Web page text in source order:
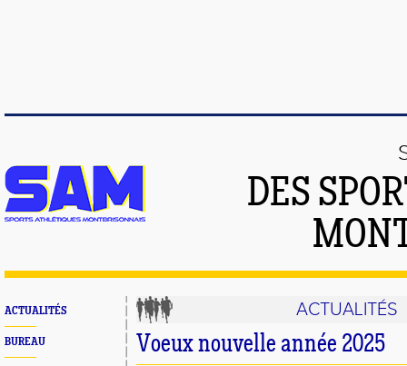
DES
ACTUALITÉS
BUREAU
ACTUALITÉS
Voeux nouvelle année 2025